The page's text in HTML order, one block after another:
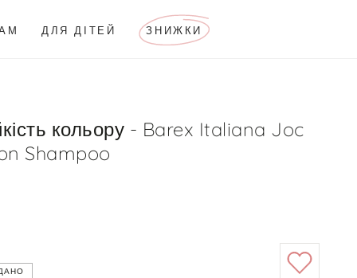
ДЛЯ ДІТЕЙ ЗНИЖКИ
кольору - Barex Italiana Joc
Shampoo